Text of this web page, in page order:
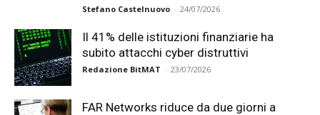
Stefano Castelnuovo - 24/07/2026
Il 41% delle istituzioni finanziarie ha
subito attacchi cyber distruttivi
Redazione BitMAT - 23/07/2026
FAR Networks riduce da due giorni a